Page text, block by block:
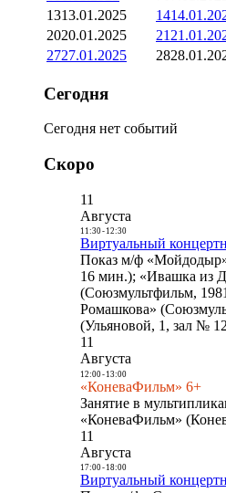
1313.01.2025 14
2020.01.2025 21
2727.01.2025 28
Сегодня
Сегодня нет событий
Скоро
11
Августа
11:30- 12:30
Виртуальный
Показ м/ф
16 мин.); «Ивашка из
(Союзмультфильм,
Ромашкова»
(Ульяновой, 1, зал №
11
Августа
12:00- 13:00
«КоневаФильм» 6+
Занятие в
«КоневаФильм»
11
Августа
17:00- 18:00
Виртуальный